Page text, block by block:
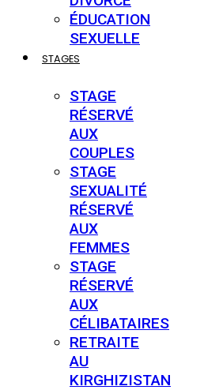
ÉDUCATION
SEXUELLE
STAGES
STAGE
RÉSERVÉ
AUX
COUPLES
STAGE
SEXUALITÉ
RÉSERVÉ
AUX
FEMMES
STAGE
RÉSERVÉ
AUX
CÉLIBATAIRES
RETRAITE
AU
KIRGHIZISTAN